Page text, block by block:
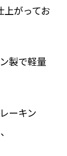
上がってお
製で軽量
ーキン